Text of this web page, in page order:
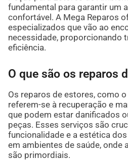
fundamental para garantir um
confortável. A Mega Reparos
especializados que vão ao
necessidade, proporcionando
eficiência.
O que são os reparos
Os reparos de estores, como
referem-se à recuperação e
que podem estar danificados
peças. Esses serviços são
funcionalidade e a estética
em ambientes de saúde, onde
são primordiais.